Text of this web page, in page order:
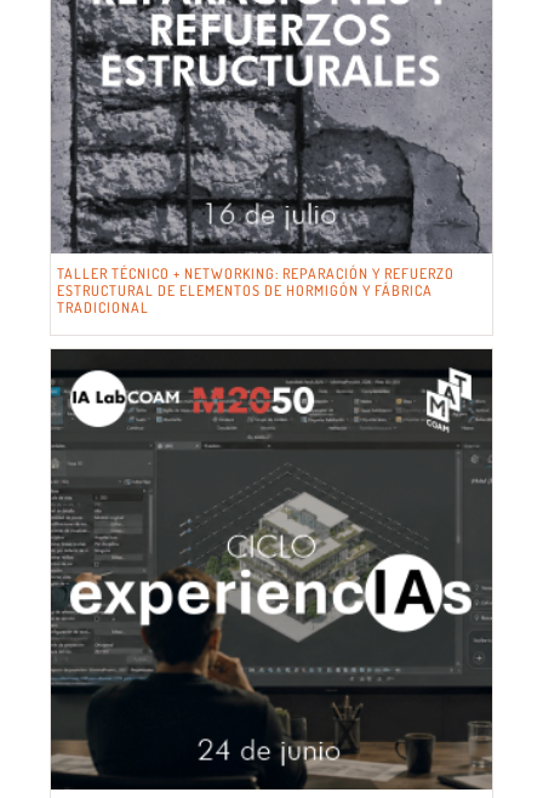
TALLER TÉCNICO + NETWORKING: REPARACIÓN Y REFUERZO
ESTRUCTURAL DE ELEMENTOS DE HORMIGÓN Y FÁBRICA
TRADICIONAL